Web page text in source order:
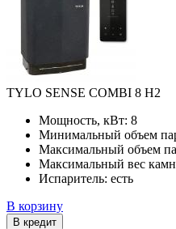
TYLO SENSE COMBI 8 H2
Мощность, кВт: 8
Минимальный объем
Максимальный объем
Максимальный вес
Испаритель: есть
В корзину
В кредит